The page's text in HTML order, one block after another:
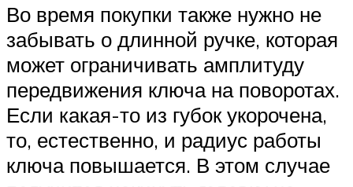
Во время покупки также нужно не
забывать о длинной ручке, которая
может ограничивать амплитуду
передвижения ключа на поворотах.
Если какая-то из губок укорочена,
то, естественно, и радиус работы
ключа повышается. В этом случае